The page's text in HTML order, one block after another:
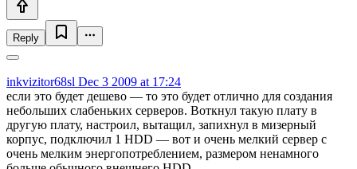
Reply
inkvizitor68sl Dec 3 2009 at 17:24
если это будет дешево — то это будет отлично для создания
небольших слабеньких серверов. Воткнул такую плату в
другую плату, настроил, вытащил, запихнул в мизерный
корпус, подключил 1 HDD — вот и очень мелкий сервер с
очень мелким энергопотреблением, размером ненамного